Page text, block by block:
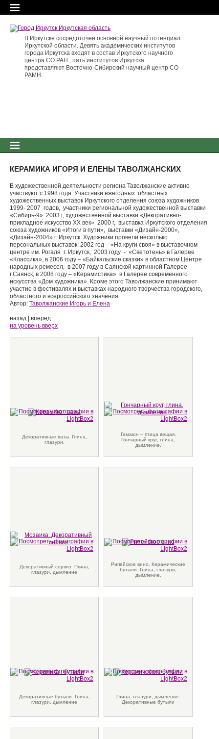
В Иркутске сосредоточен основной научный потенциал
Иркутской области. Девять академических институтов
города Иркутска входят в состав Иркутского научного
центра СО РАН , пять институтов Иркутска
представляют Восточно-Сибирский научный центр СО
РАМН.
КЕРАМИКА ИГОРЯ И ЕЛЕНЫ ТАВОЛЖАНСКИХ
В художественной деятельности региона Таволжанские активно
участвуют с 1998 года. Участники ежегодных областных
художественных выставок Иркутского отделения союза художников
1999- 2007 годов, участники региональной художественной выставки
«Сибирь-9» 2003 г, художественной выставки «Декоративно-
прикладное искусство ХХ век» 2000 г, выставка Иркутского отделения
союза художников «Итоги в пути», выставки «Дизайн-2000»,
«Дизайн-2004» г. Иркутск. Художники провели несколько
персональных выставок: 2002 год – «На круги своя» в выставочном
центре им. Рогаля г. Иркутск, 2003 году - «Светотень» в Галерее
«Классика», в 2006 году – «Байкальские сказки» в областном Центре
народных ремесел, в 2007 году в Саянской картинной Галерее
г.Саянск, в 2008 году – «Керамистика» в Галерее современного
искусства «Дом художника». Кроме этого Таволжанские принимают
участие в фестивалях и выставках народного творчества городского,
областного и всероссийского значения.
Автор: Таволжанские Игорь и Елена
назад
вперед
на уровень вверх
Декоративные вазы. Глина,
глазури.
Гамаюн – птица вещая.
Гончарный круг, глина,
дымление.
Декоративный сервиз. Глина,
глазури, дымление
Рипейское вино. Керамические
бутыли. Глина, глазури,
дымление.
Декоративные бутыли. Глина,
глазури, дымление
Глина, глазури, дымление.
Декоративные бутыли